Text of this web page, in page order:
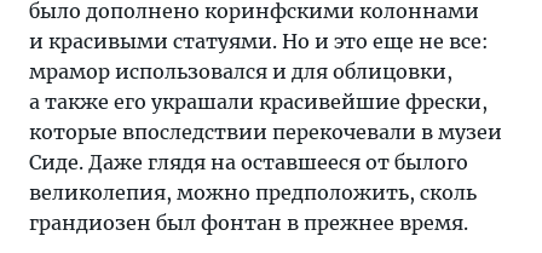
было дополнено коринфскими колоннами
и красивыми статуями. Но и это еще не все:
мрамор использовался и для облицовки,
а также его украшали красивейшие фрески,
которые впоследствии перекочевали в музеи
Сиде. Даже глядя на оставшееся от былого
великолепия, можно предположить, сколь
грандиозен был фонтан в прежнее время.